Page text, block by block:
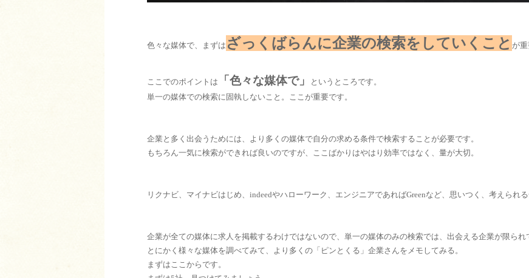
色々な媒体で、まずは ざっくばらんに企業の検索をしていくこと が重
ここでのポイントは 「色々な媒体で」
というところです。
単一の媒体での検索に固執しないこと。ここが重要です。
企業と多く出会うためには、より多くの媒体で自分の求める条件で検索することが必要です。
もちろん一気に検索ができれば良いのですが、ここばかりはやはり効率ではなく、量が大切。
リクナビ、マイナビはじめ、indeedやハローワーク、エンジニアであればGreenなど、思いつく、考えられ
企業が全ての媒体に求人を掲載するわけではないので、単一の媒体のみの検索では、出会える企業が限られ
とにかく様々な媒体を調べてみて、より多くの「ピンとくる」企業さんをメモしてみる。
まずはここからです。